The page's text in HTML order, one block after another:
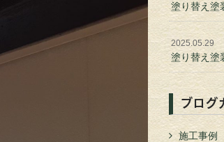
塗り替え塗
2025.05.29
塗り替え塗
ブログ
施工事例